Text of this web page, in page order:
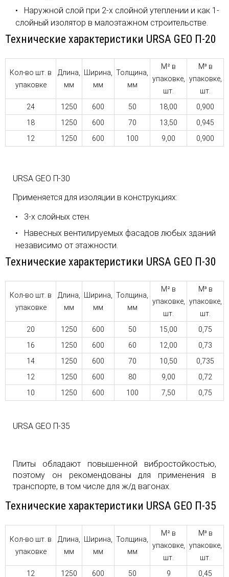
Наружной слой при 2-х слойной утеплении и как 1-
слойный изолятор в малоэтажном строительстве.
Технические характеристики URSA GEO П-20
Кол-во шт. в
упаковке
Длина,
мм
Ширина,
мм
Толщина,
мм
М² в
упаковке,
шт.
М³ в
упаковке,
шт.
24
1250 600 50 18,00
0,900
18
1250 600 70 13,50
0,945
12
1250 600 100 9,00 0,900
URSA GEO П-30
Применяется для изоляции в конструкциях:
3-х слойных стен.
Навесных вентилируемых фасадов любых зданий
независимо от этажности.
Технические характеристики URSA GEO П-30
Кол-во шт. в
упаковке
Длина,
мм
Ширина,
мм
Толщина,
мм
М² в
упаковке,
шт.
М³ в
упаковке,
шт.
20
1250 600 50 15,00
0,75
16
1250 600 60 12,00
0,73
14
1250 600 70 10,50
0,735
12
1250 600 80 9,00
0,72
10
1250 600 100 7,50 0,75
URSA GEO П-35
Плиты обладают повышенной вибростойкостью,
поэтому он рекомендованы для применения в
транспорте, в том числе для ж/д вагонах.
Технические характеристики URSA GEO П-35
Кол-во шт. в
упаковке
Длина,
мм
Ширина,
мм
Толщина,
мм
М² в
упаковке,
шт.
М³ в
упаковке,
шт.
12
1250 600 50 9 0,45